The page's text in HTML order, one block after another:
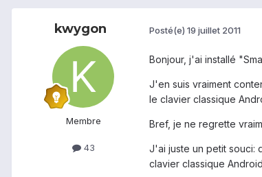
kwygon
Membre
43
Posté(e) 19 juillet 2011
Bonjour, j'ai installé
J'en suis vraiment
le clavier classique
Bref, je ne regrette
J'ai juste un petit souci:
clavier classique